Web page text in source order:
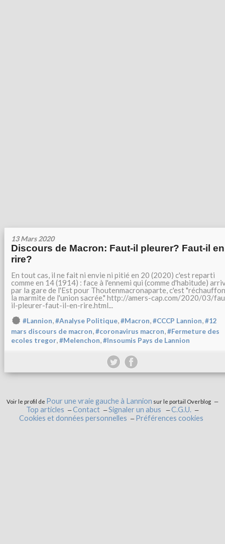
13 Mars 2020
Discours de Macron: Faut-il pleurer? Faut-il en
rire?
En tout cas, il ne fait ni envie ni pitié en 20 (2020) c'est reparti
comme en 14 (1914) : face à l'ennemi qui (comme d'habitude)
par la gare de l'Est pour Thoutenmacronaparte, c'est
la marmite de l'union sacrée." http://amers-cap.com/2020/03/
il-pleurer-faut-il-en-rire.html...
#Lannion,#Analyse Politique,#Macron,#CCCP Lannion,#12
mars discours de macron,#coronavirus macron,#Fermeture des
ecoles tregor,#Melenchon,#Insoumis Pays de Lannion
Voir le profil de Pour une vraie gauche à Lannion sur le portail Overblog
Top articles Contact Signaler un abus
C.G.U.
Cookies et données personnelles
Préférences cookies